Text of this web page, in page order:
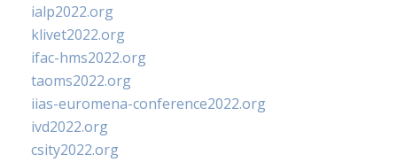
ialp2022.org
klivet2022.org
ifac-hms2022.org
taoms2022.org
iias-euromena-conference2022.org
ivd2022.org
csity2022.org